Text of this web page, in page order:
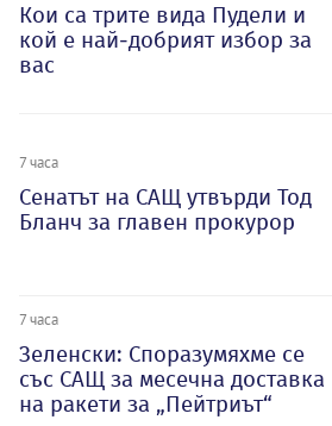
Кои са трите вида Пудели и
кой е най-добрият избор за
вас
7 часа
Сенатът на САЩ утвърди Тод
Бланч за главен прокурор
7 часа
Зеленски: Споразумяхме се
със САЩ за месечна доставка
на ракети за „Пейтриът“